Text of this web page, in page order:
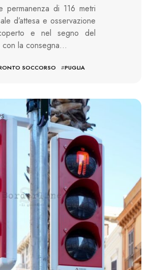
permanenza di 116 metri
d’attesa e osservazione
e nel segno del
con la consegna…
SOCCORSO #PUGLIA